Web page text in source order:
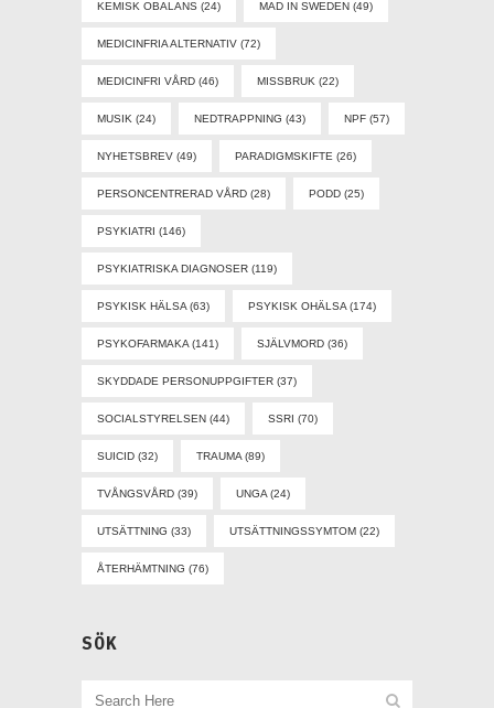
KEMISK OBALANS (24) MAD IN SWEDEN (49)
MEDICINFRIA ALTERNATIV (72)
MEDICINFRI VÅRD (46) MISSBRUK (22)
MUSIK (24) NEDTRAPPNING (43) NPF (57)
NYHETSBREV (49) PARADIGMSKIFTE (26)
PERSONCENTRERAD VÅRD (28) PODD (25)
PSYKIATRI (146)
PSYKIATRISKA DIAGNOSER (119)
PSYKISK HÄLSA (63) PSYKISK OHÄLSA (174)
PSYKOFARMAKA (141) SJÄLVMORD (36)
SKYDDADE PERSONUPPGIFTER (37)
SOCIALSTYRELSEN (44) SSRI (70)
SUICID (32) TRAUMA (89)
TVÅNGSVÅRD (39) UNGA (24)
UTSÄTTNING (33) UTSÄTTNINGSSYMTOM (22)
ÅTERHÄMTNING (76)
SÖK